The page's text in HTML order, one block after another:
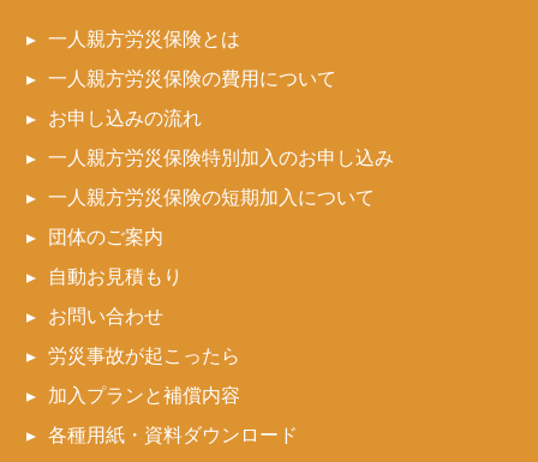
一人親方労災保険とは
一人親方労災保険の費用について
お申し込みの流れ
一人親方労災保険特別加入のお申し込み
一人親方労災保険の短期加入について
団体のご案内
自動お見積もり
お問い合わせ
労災事故が起こったら
加入プランと補償内容
各種用紙・資料ダウンロード